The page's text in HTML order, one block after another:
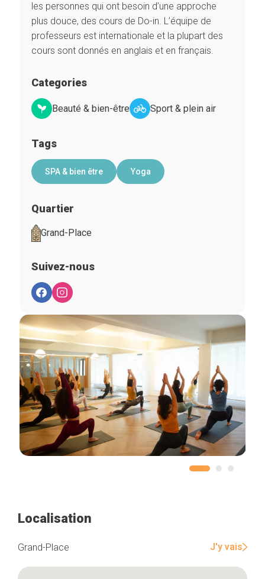
les personnes qui ont besoin d’une approche
plus douce, des cours de Do-in. L’équipe de
professeurs est internationale et la plupart des
cours sont donnés en anglais et en français.
Categories
Beauté & bien-être Sport & plein air
Tags
SPA & bien être Yoga
Quartier
Grand-Place
Suivez-nous
Localisation
Grand-Place J'y vais